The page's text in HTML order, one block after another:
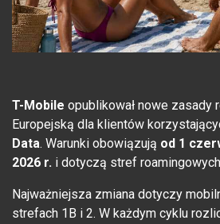
T-Mobile opublikował nowe zasady
Europejską dla klientów
Data. Warunki obowiązują od 1
2026 r. i dotyczą stref
Najważniejsza zmiana dotyczy
strefach 1B i 2. W każdym cyklu